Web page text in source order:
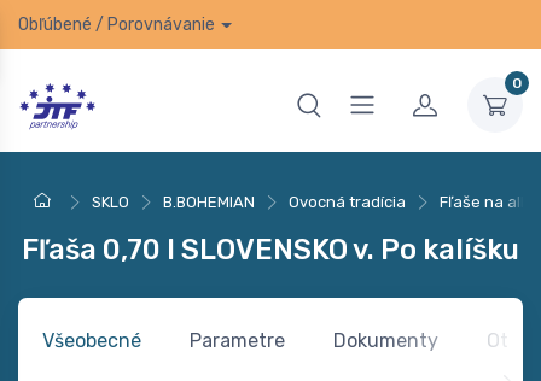
Obľúbené / Porovnávanie
0
SKLO B.BOHEMIAN Ovocná tradícia Fľaše na
Fľaša 0,70 l SLOVENSKO v. Po kalíšku
Všeobecné Parametre Dokumenty